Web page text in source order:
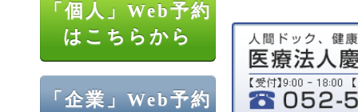
「個人」Web予約
はこちらから
「企業」Web予約